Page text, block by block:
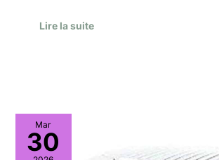
Lire la suite
Mar
30
Test
:
delonghi